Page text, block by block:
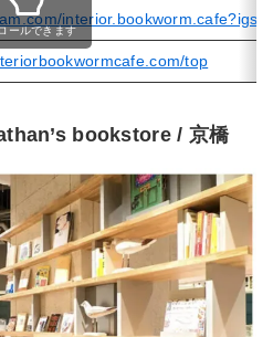
top
ールできます
bookstore / 京橋